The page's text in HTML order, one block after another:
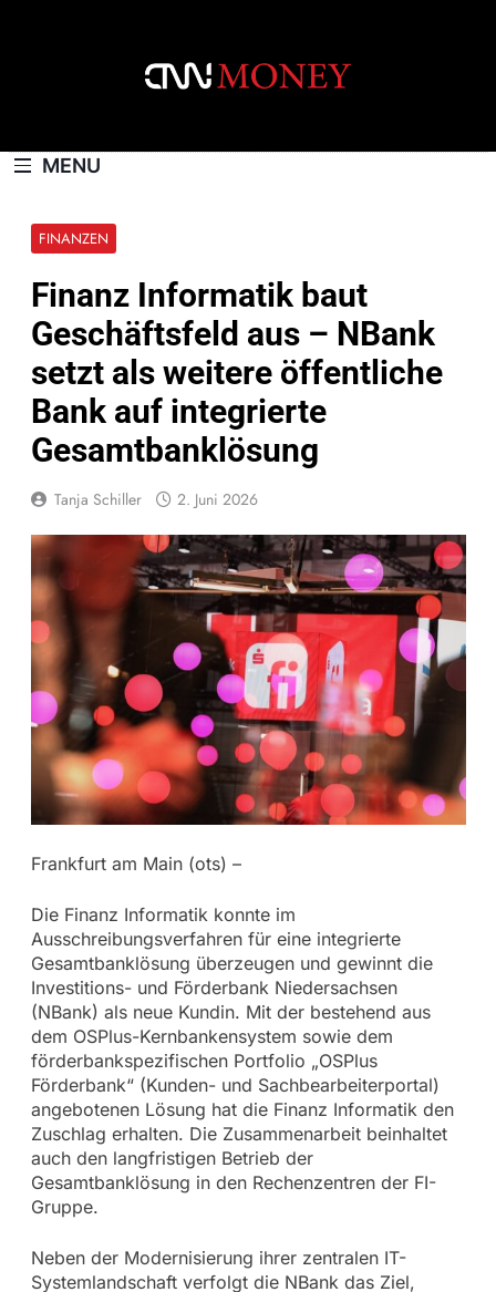
MENU
FINANZEN
Finanz Informatik baut
Geschäftsfeld aus – NBank
setzt als weitere öffentliche
Bank auf integrierte
Gesamtbanklösung
Tanja Schiller 2. Juni 2026
Frankfurt am Main (ots) –
Die Finanz Informatik konnte im
Ausschreibungsverfahren für eine integrierte
Gesamtbanklösung überzeugen und gewinnt die
Investitions- und Förderbank Niedersachsen
(NBank) als neue Kundin. Mit der bestehend aus
dem OSPlus-Kernbankensystem sowie dem
förderbankspezifischen Portfolio „OSPlus
Förderbank“ (Kunden- und Sachbearbeiterportal)
angebotenen Lösung hat die Finanz Informatik den
Zuschlag erhalten. Die Zusammenarbeit beinhaltet
auch den langfristigen Betrieb der
Gesamtbanklösung in den Rechenzentren der FI-
Gruppe.
Neben der Modernisierung ihrer zentralen IT-
Systemlandschaft verfolgt die NBank das Ziel,